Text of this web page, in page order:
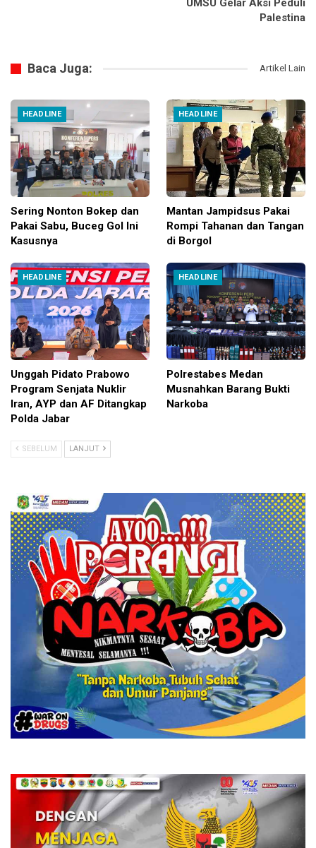
UMSU Gelar Aksi Peduli
Palestina
Baca Juga: Artikel Lain
HEADLINE
Sering Nonton Bokep dan
Pakai Sabu, Buceg Gol Ini
Kasusnya
HEADLINE
Mantan Jampidsus Pakai
Rompi Tahanan dan Tangan
di Borgol
HEADLINE
Unggah Pidato Prabowo
Program Senjata Nuklir
Iran, AYP dan AF Ditangkap
Polda Jabar
HEADLINE
Polrestabes Medan
Musnahkan Barang Bukti
Narkoba
SEBELUM LANJUT